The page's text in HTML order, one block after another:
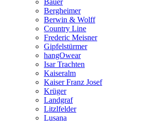
Bauer
Bergheimer
Berwin & Wolff
Country Line
Frederic Meisner
Gipfelstürmer
hangOwear
Isar Trachten
Kaiseralm
Kaiser Franz Josef
Krüger
Landgraf
Litzlfelder
Lusana